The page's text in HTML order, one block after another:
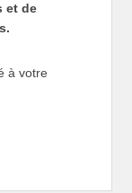
et de
à votre